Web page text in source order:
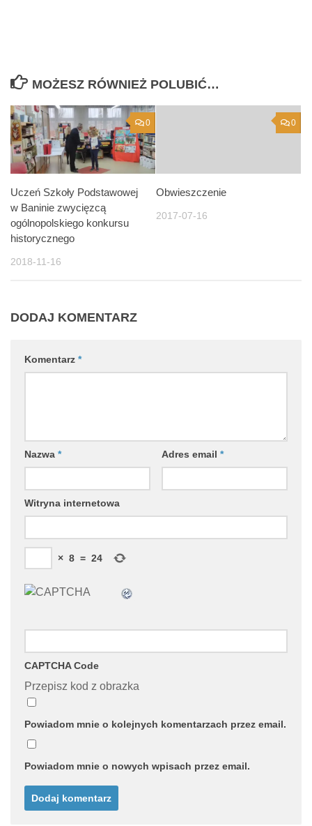
MOŻESZ RÓWNIEŻ POLUBIĆ…
0
Uczeń Szkoły Podstawowej
w Baninie zwycięzcą
ogólnopolskiego konkursu
historycznego
2018-11-16
0
Obwieszczenie
2017-07-16
DODAJ KOMENTARZ
Komentarz *
Nazwa * Adres email *
Witryna internetowa
× 8 = 24
CAPTCHA Code
Przepisz kod z obrazka
Powiadom mnie o kolejnych komentarzach przez email.
Powiadom mnie o nowych wpisach przez email.